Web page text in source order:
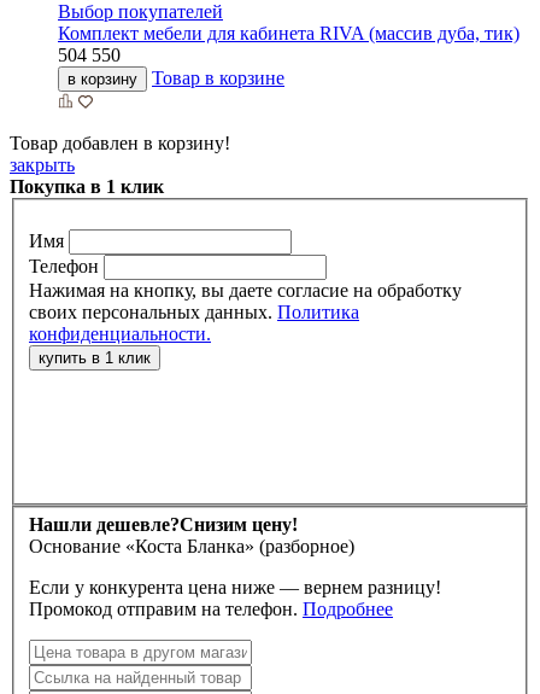
Выбор покупателей
Комплект мебели для кабинета RIVA (массив дуба, тик)
504 550
в корзину Товар в корзине
Товар добавлен в корзину!
закрыть
Покупка в 1 клик
Имя
Телефон
Нажимая на кнопку, вы даете согласие на обработку
своих персональных данных. Политика
конфиденциальности.
Нашли дешевле?Снизим цену!
Основание «Коста Бланка» (разборное)
Если у конкурента цена ниже — вернем разницу!
Промокод отправим на телефон. Подробнее